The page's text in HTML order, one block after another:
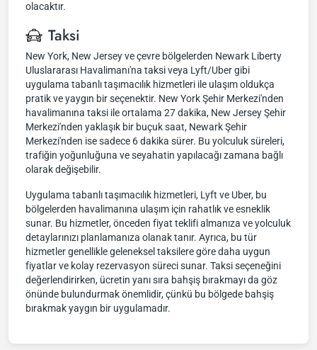
olacaktır.
Taksi
New York, New Jersey ve çevre bölgelerden Newark Liberty
Uluslararası Havalimanı'na taksi veya Lyft/Uber gibi
uygulama tabanlı taşımacılık hizmetleri ile ulaşım oldukça
pratik ve yaygın bir seçenektir. New York Şehir Merkezi'nden
havalimanına taksi ile ortalama 27 dakika, New Jersey Şehir
Merkezi'nden yaklaşık bir buçuk saat, Newark Şehir
Merkezi'nden ise sadece 6 dakika sürer. Bu yolculuk süreleri,
trafiğin yoğunluğuna ve seyahatin yapılacağı zamana bağlı
olarak değişebilir.
Uygulama tabanlı taşımacılık hizmetleri, Lyft ve Uber, bu
bölgelerden havalimanına ulaşım için rahatlık ve esneklik
sunar. Bu hizmetler, önceden fiyat teklifi almanıza ve yolculuk
detaylarınızı planlamanıza olanak tanır. Ayrıca, bu tür
hizmetler genellikle geleneksel taksilere göre daha uygun
fiyatlar ve kolay rezervasyon süreci sunar. Taksi seçeneğini
değerlendirirken, ücretin yanı sıra bahşiş bırakmayı da göz
önünde bulundurmak önemlidir, çünkü bu bölgede bahşiş
bırakmak yaygın bir uygulamadır.